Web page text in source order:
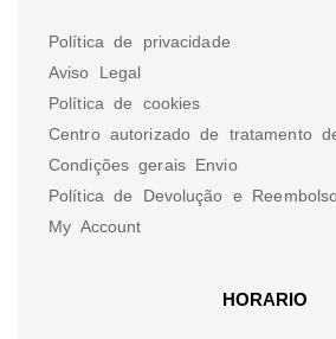
Política de privacidade
Aviso Legal
Política de cookies
Centro autorizado de tratamento
Condições gerais Envio
Política de Devolução e
My Account
HORARIO